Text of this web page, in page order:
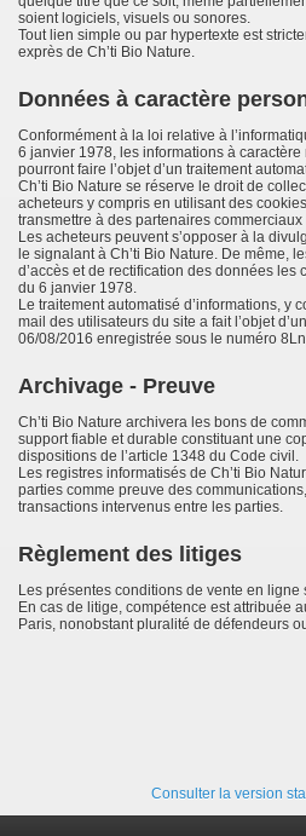
soient logiciels, visuels ou sonores.
Tout lien simple ou par hypertexte est
exprès de Ch’ti Bio Nature.
Données à caractère
Conformément à la loi relative à
6 janvier 1978, les informations à
pourront faire l’objet d’un traitement
Ch’ti Bio Nature se réserve le droit de
acheteurs y compris en utilisant des
transmettre à des partenaires
Les acheteurs peuvent s’opposer à la
le signalant à Ch’ti Bio Nature. De même,
d’accès et de rectification des données les
du 6 janvier 1978.
Le traitement automatisé d’informations, y
mail des utilisateurs du site a fait l’objet
06/08/2016 enregistrée sous le numéro
Archivage - Preuve
Ch’ti Bio Nature archivera les bons de
support fiable et durable constituant une
dispositions de l’article 1348 du Code civil.
Les registres informatisés de Ch’ti Bio
parties comme preuve des
transactions intervenus entre les parties.
Règlement des litiges
Les présentes conditions de vente en ligne
En cas de litige, compétence est attribuée
Paris, nonobstant pluralité de défendeurs
Consulter la version